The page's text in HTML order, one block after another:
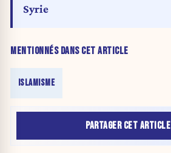
MENTIONNÉS DANS CET ARTICLE
ISLAMISME
Syrie
PARTAGER CET ARTICLE